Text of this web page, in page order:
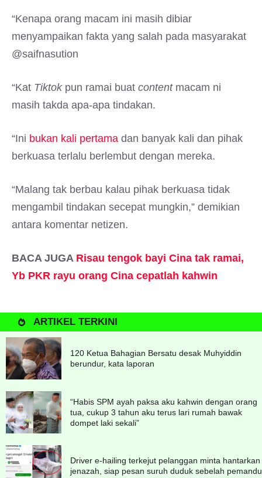
“Kenapa orang macam ini masih dibiar
menyampaikan fakta yang salah pada masyarakat
@saifnasution
“Kat Tiktokpun ramai buat contentmacam ni
masih takda apa-apa tindakan.
“Ini bukan kali pertama dan banyak kali dan pihak
berkuasa terlalu berlembut dengan mereka.
“Malang tak berbau kalau pihak berkuasa tidak
mengambil tindakan secepat mungkin,” demikian
antara komentar netizen.
BACA JUGA Risau tengok bayi Cina tak ramai,
Yb PKR rayu orang Cina cepatlah kahwin
ARTIKEL TERKINI
120 Ketua Bahagian Bersatu desak Muhyiddin
berundur, kata laporan
“Habis SPM ayah paksa aku kahwin dengan orang
tua, cukup 3 tahun aku terus lari rumah bawak
dompet laki sekali”
Driver e-hailing terkejut pelanggan minta hantarkan
jenazah, siap pesan suruh duduk sebelah pemandu